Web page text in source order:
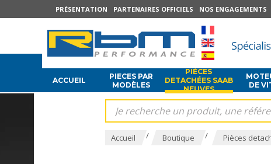
PRÉSENTATION PARTENAIRES OFFICIELS NOS ENGAGEMENTS
ACCUEIL
PIECES PAR
MODÈLES
PIÈCES
DETACHÉES SAAB
NEUVES
DE
Accueil / Boutique / Pièces